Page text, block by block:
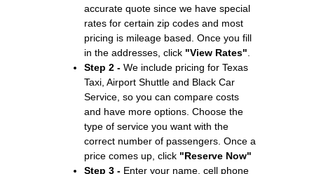
accurate quote since we have special
rates for certain zip codes and most
pricing is mileage based. Once you fill
in the addresses, click "View Rates"
Step 2 - We include pricing for Texas
Taxi, Airport Shuttle and Black Car
Service, so you can compare costs
and have more options. Choose the
type of service you want with the
correct number of passengers. Once a
price comes up, click "Reserve Now"
Step 3 - Enter your name, cell phone